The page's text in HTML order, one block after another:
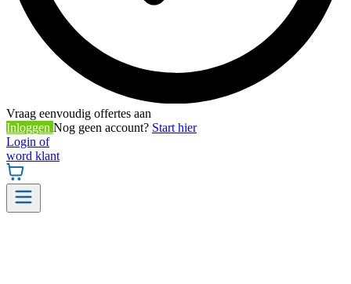
Vraag eenvoudig offertes aan
Inloggen Nog geen account? Start hier
Login of
word klant